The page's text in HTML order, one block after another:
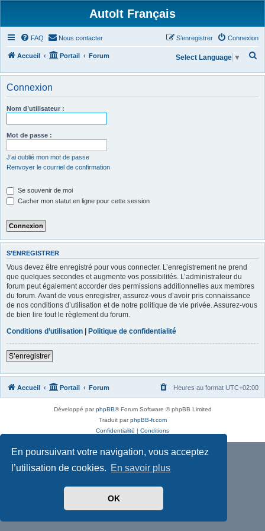
En poursuivant votre navigation, vous acceptez
l’utilisation de cookies. En savoir plus
OK
AutoIt Français
FAQ Nous contacter Connexion
S’enregistrer
Accueil Portail Forum
h
Select Language ▼
Connexion
Nom d’utilisateur :
Mot de passe :
J’ai oublié mon mot de passe
Renvoyer le courriel de confirmation
Se souvenir de moi
Cacher mon statut en ligne pour cette session
S’ENREGISTRER
Vous devez être enregistré pour vous connecter. L’enregistrement ne prend
que quelques secondes et augmente vos possibilités. L’administrateur du
forum peut également accorder des permissions additionnelles aux membres
du forum. Avant de vous enregistrer, assurez-vous d’avoir pris connaissance
de nos conditions d’utilisation et de notre politique de vie privée. Assurez-vous
de bien lire tout le règlement du forum.
Conditions d’utilisation | Politique de confidentialité
S’enregistrer
Accueil Portail Forum Heures au format UTC+02:00
Développé parphpBB® Forum Software © phpBB Limited
Traduit parphpBB-fr.com
Confidentialité | Conditions